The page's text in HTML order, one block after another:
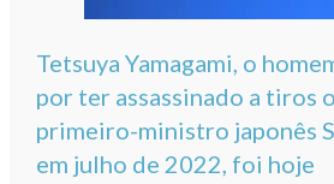
Tetsuya Yamagami, o
por ter assassinado a tiros
primeiro-ministro japonês
em julho de 2022, foi hoje